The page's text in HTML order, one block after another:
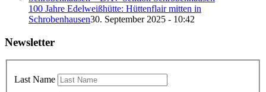
100 Jahre Edelweißhütte: Hüttenflair mitten in
Schrobenhausen30. September 2025 - 10:42
Newsletter
Last Name